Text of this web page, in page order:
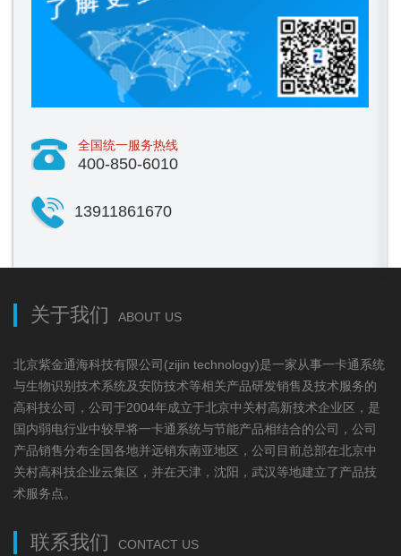
全国统一服务热线
400-850-6010
13911861670
关于我们 ABOUT US
北京紫金通海科技有限公司(zijin technology)是一家从事一卡通系统
与生物识别技术系统及安防技术等相关产品研发销售及技术服务的
高科技公司，公司于2004年成立于北京中关村高新技术企业区，是
国内弱电行业中较早将一卡通系统与节能产品相结合的公司，公司
产品销售分布全国各地并远销东南亚地区，公司目前总部在北京中
关村高科技企业云集区，并在天津，沈阳，武汉等地建立了产品技
术服务点。
联系我们 CONTACT US